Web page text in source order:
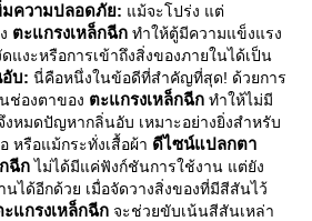
มความปลอดภัย: ม้จะโปร่ง แต่
ตะแกรงเหล็กฉีก ทำให้ตู้มีความแข็งแรง
งะหรือการเข้าถึงสิ่งของภายในได้เป็น
บ: นี่คือหนึ่งในข้อดีที่สำคัญที่สุด! ด้วยการ
ช่องตาของ ตะแกรงเหล็กฉีก ทำให้ไม่มี
หมดปัญหากลิ่นอับ เหมาะอย่างยิ่งสำหรับ
หรือแม้กระทั่งเสื้อผ้า ดีไซน์แปลกตา
ฉีกไม่ได้มีแค่ฟังก์ชันการใช้งาน แต่ยัง
นได้อีกด้วย เมื่อจัดวางสิ่งของที่มีสีสันไว้
ะแกรงเหล็กฉีก จะช่วยขับเน้นสีสันเหล่า